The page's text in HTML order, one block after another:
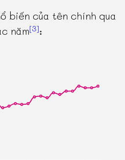
biến của tên chính qua
năm[3]: